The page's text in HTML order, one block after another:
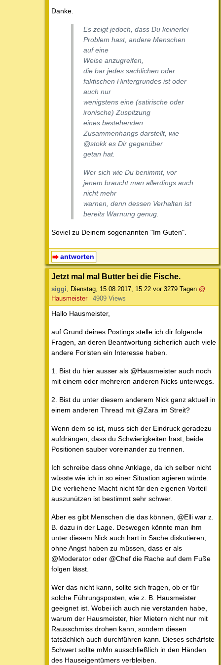
Danke.
Es zeigt jedoch, dass Du keinerlei
Problem hast, andere Menschen
auf eine
Weise anzugreifen,
die bar jedes sachlichen oder
faktischen Hintergrundes ist oder
auch nur
wenigstens eine (satirische oder
ironische) Zuspitzung
eines bestehenden
Zusammenhangs darstellt, wie
@stokk es Dir gegenüber
getan hat.
Wer sich wie Du benimmt, vor
jenem braucht man allerdings auch
nicht mehr
warnen, denn dessen Verhalten ist
bereits Warnung genug.
Soviel zu Deinem sogenannten "Im Guten".
antworten
Jetzt mal mal Butter bei die Fische.
siggi, Dienstag, 15.08.2017, 15:22 vor 3279 Tagen @
Hausmeister
4909 Views
Hallo Hausmeister,
auf Grund deines Postings stelle ich dir folgende
Fragen, an deren Beantwortung sicherlich auch viele
andere Foristen ein Interesse haben.
1. Bist du hier ausser als @Hausmeister auch noch
mit einem oder mehreren anderen Nicks unterwegs.
2. Bist du unter diesem anderem Nick ganz aktuell in
einem anderen Thread mit @Zara im Streit?
Wenn dem so ist, muss sich der Eindruck geradezu
aufdrängen, dass du Schwierigkeiten hast, beide
Positionen sauber voreinander zu trennen.
Ich schreibe dass ohne Anklage, da ich selber nicht
wüsste wie ich in so einer Situation agieren würde.
Die verliehene Macht nicht für den eigenen Vorteil
auszunützen ist bestimmt sehr schwer.
Aber es gibt Menschen die das können, @Elli war z.
B. dazu in der Lage. Deswegen könnte man ihm
unter diesem Nick auch hart in Sache diskutieren,
ohne Angst haben zu müssen, dass er als
@Moderator oder @Chef die Rache auf dem Fuße
folgen lässt.
Wer das nicht kann, sollte sich fragen, ob er für
solche Führungsposten, wie z. B. Hausmeister
geeignet ist. Wobei ich auch nie verstanden habe,
warum der Hausmeister, hier Mietern nicht nur mit
Rausschmiss drohen kann, sondern diesen
tatsächlich auch durchführen kann. Dieses schärfste
Schwert sollte mMn ausschließlich in den Händen
des Hauseigentümers verbleiben.